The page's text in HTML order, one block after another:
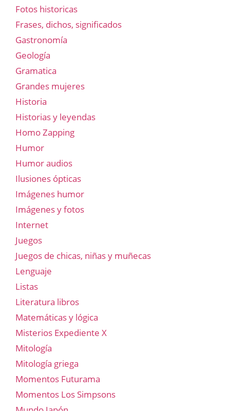
Fotos historicas
Frases, dichos, significados
Gastronomía
Geología
Gramatica
Grandes mujeres
Historia
Historias y leyendas
Homo Zapping
Humor
Humor audios
Ilusiones ópticas
Imágenes humor
Imágenes y fotos
Internet
Juegos
Juegos de chicas, niñas y muñecas
Lenguaje
Listas
Literatura libros
Matemáticas y lógica
Misterios Expediente X
Mitología
Mitología griega
Momentos Futurama
Momentos Los Simpsons